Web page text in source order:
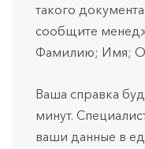
такого
сообщите
Фамилию; Имя;
Ваша справка
минут.
ваши данные в